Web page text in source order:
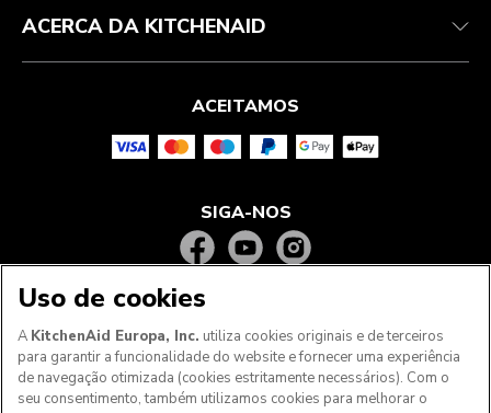
ACERCA DA KITCHENAID
ACEITAMOS
SIGA-NOS
Uso de cookies
A KitchenAid Europa, Inc. utiliza cookies originais e de terceiros
para garantir a funcionalidade do website e fornecer uma experiência
de navegação otimizada (cookies estritamente necessários). Com o
seu consentimento, também utilizamos cookies para melhorar o